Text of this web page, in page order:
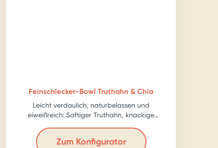
Feinschlecker-Bowl Truthahn & Chia
Leicht verdaulich, naturbelassen und
eiweißreich: Saftiger Truthahn, knackige
Zum Konfigurator